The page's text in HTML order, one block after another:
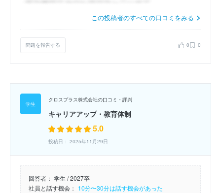
この投稿者のすべての口コミをみる
問題を報告する 0 0
クロスプラス株式会社の口コミ・評判
キャリアアップ・教育体制
5.0
投稿日： 2025年11月29日
回答者： 学生 / 2027卒
社員と話す機会： 10分〜30分は話す機会があった